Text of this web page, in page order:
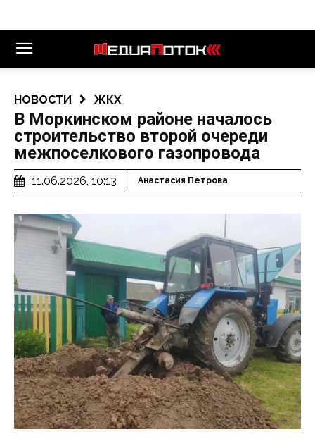
НОВОСТИ ЖКХ
В Моркинском районе началось
строительство второй очереди
межпоселкового газопровода
11.06.2026, 10:13 Анастасия Петрова